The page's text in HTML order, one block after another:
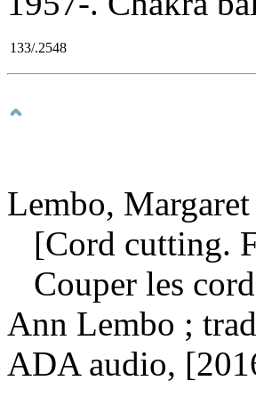
133/.2548
Lembo,
[Cord cutting.
Couper les
Ann Lembo ;
ADA audio,